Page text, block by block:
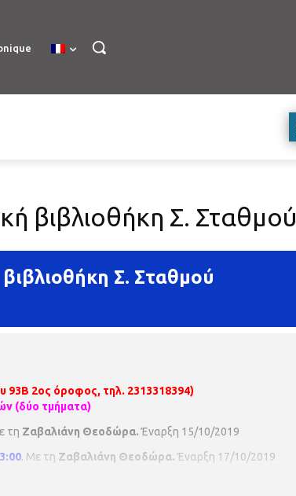
βιβλιοθήκη Σ. Σταθμού
Σ. Σταθμού
2ος όροφος, τηλ. 2313318394)
(δύο τμήματα)
τη Ζαβαλιάνη Θεοδώρα.Έναρξη 15/10/2019
. Με τη Ζαβαλιάνη Θεοδώρα.Έναρξη 17/10/2019